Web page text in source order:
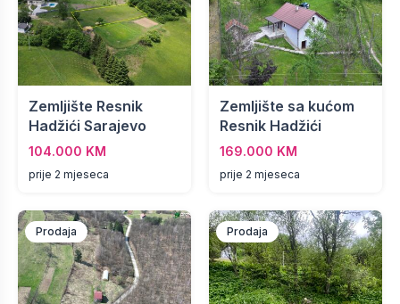
Zemljište Resnik
Hadžići Sarajevo
104.000 KM
prije 2 mjeseca
Zemljište sa kućom
Resnik Hadžići
169.000 KM
prije 2 mjeseca
Prodaja Prodaja